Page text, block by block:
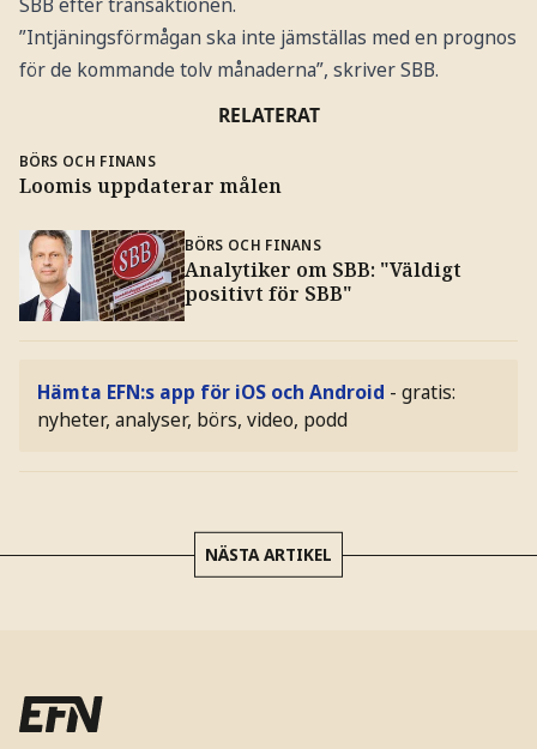
”Intjäningsförmågan ska inte jämställas med en prognos
för de kommande tolv månaderna”, skriver SBB.
RELATERAT
BÖRS OCH FINANS
Loomis uppdaterar målen
BÖRS OCH FINANS
Analytiker om SBB: "Väldigt
positivt för SBB"
Hämta EFN:s app för iOS och Android - gratis:
nyheter, analyser, börs, video, podd
NÄSTA ARTIKEL